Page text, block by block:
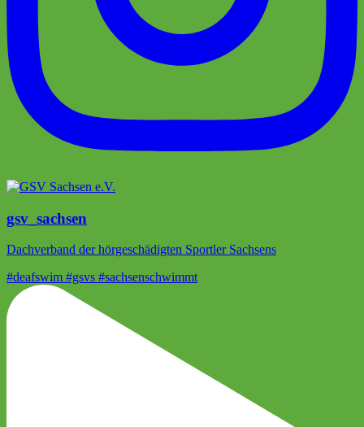
gsv_sachsen
Dachverband der hörgeschädigten Sportler Sachsens
#deafswim #gsvs #sachsenschwimmt